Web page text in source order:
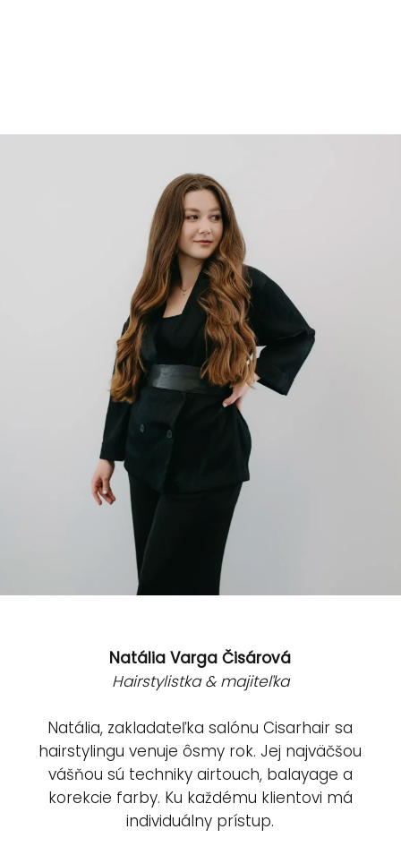
Natália Varga Čisárová
Hairstylistka & majiteľka
Natália, zakladateľka salónu Cisarhair sa
hairstylingu venuje ôsmy rok. Jej najväčšou
vášňou sú techniky airtouch, balayage a
korekcie farby. Ku každému klientovi má
individuálny prístup.